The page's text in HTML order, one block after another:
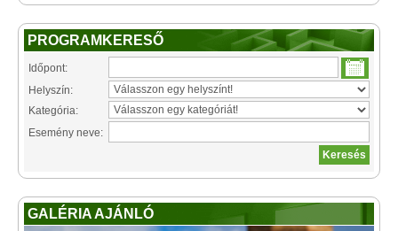
PROGRAMKERESŐ
Időpont:
Helyszín:
Kategória:
Esemény neve:
GALÉRIA AJÁNLÓ